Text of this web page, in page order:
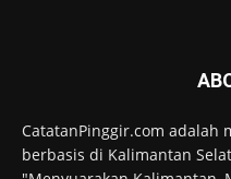
CatatanPinggir.com adalah
berbasis di Kalimantan